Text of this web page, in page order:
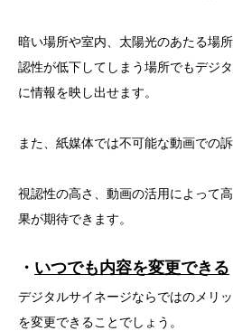
暗い場所や室内、太陽光のあたる場
認性が低下してしまう場所でもデジ
に情報を映し出せます。
また、紙媒体では不可能な動画での訴
視認性の高さ、動画の活用によって
果が期待できます。
・ いつでも内容を変更できる
デジタルサイネージならではのメリ
を変更できることでしょう。